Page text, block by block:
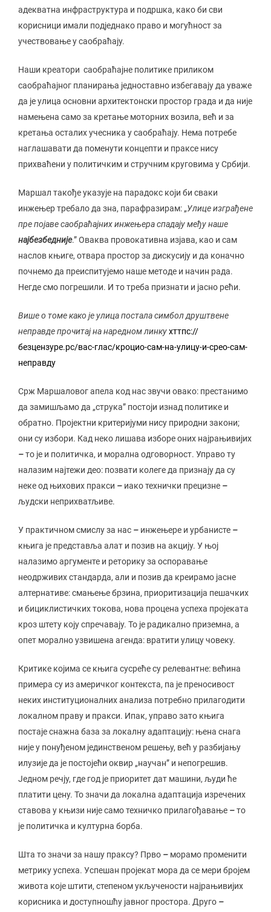
адекватна инфраструктура и подршка, како би сви
корисници имали подједнако право и могућност за
учествовање у саобраћају.
Наши креатори саобраћајне политике приликом
саобраћајног планирања једноставно избегавају да уваже
да је улица основни архитектонски простор града и да није
намењена само за кретање моторних возила, већ и за
кретања осталих учесника у саобраћају. Нема потребе
наглашавати да поменути концепти и праксе нису
прихваћени у политичким и стручним круговима у Србији.
Маршал такође указује на парадокс који би сваки
инжењер требало да зна, парафразирам: „Улице изграђене
пре појаве саобраћајних инжењера спадају међу наше
најбезбедније.” Оваква провокативна изјава, као и сам
наслов књиге, отвара простор за дискусију и да коначно
почнемо да преиспитујемо наше методе и начин рада.
Негде смо погрешили. И то треба признати и јасно рећи.
Више о томе како је улица постала симбол друштвене
неправде прочитај на наредном линкухттпс://
безцензуре.рс/вас-глас/кроцио-сам-на-улицу-и-срео-сам-
неправду
Срж Маршаловог апела код нас звучи овако: престанимо
да замишљамо да „струка” постоји изнад политике и
обратно. Пројектни критеријуми нису природни закони;
они су избори. Кад неко лишава изборе оних најрањивијих
–то је и политичка, и морална одговорност. Управо ту
налазим најтежи део: позвати колеге да признају да су
неке од њихових пракси – иако технички прецизне –
људски неприхватљиве.
У практичном смислу за нас – инжењере и урбанисте –
књига је представља алат и позив на акцију. У њој
налазимо аргументе и реторику за оспоравање
неодрживих стандарда, али и позив да креирамо јасне
алтернативе: смањење брзина, приоритизација пешачких
и бициклистичких токова, нова процена успеха пројеката
кроз штету коју спречавају. То је радикално приземна, а
опет морално узвишена агенда: вратити улицу човеку.
Критике којима се књига сусреће су релевантне: већина
примера су из америчког контекста, па је преносивост
неких институционалних анализа потребно прилагодити
локалном праву и пракси. Ипак, управо зато књига
постаје снажна база за локалну адаптацију: њена снага
није у понуђеном јединственом решењу, већ у разбијању
илузије да је постојећи оквир „научан” и непогрешив.
Једном речју, где год је приоритет дат машини, људи ће
платити цену. То значи да локална адаптација изречених
ставова у књизи није само техничко прилагођавање –то
је политичка и културна борба.
Шта то значи за нашу праксу? Прво – морамо променити
метрику успеха. Успешан пројекат мора да се мери бројем
живота које штити, степеном укључености најрањивијих
корисника и доступношћу јавног простора. Друго –